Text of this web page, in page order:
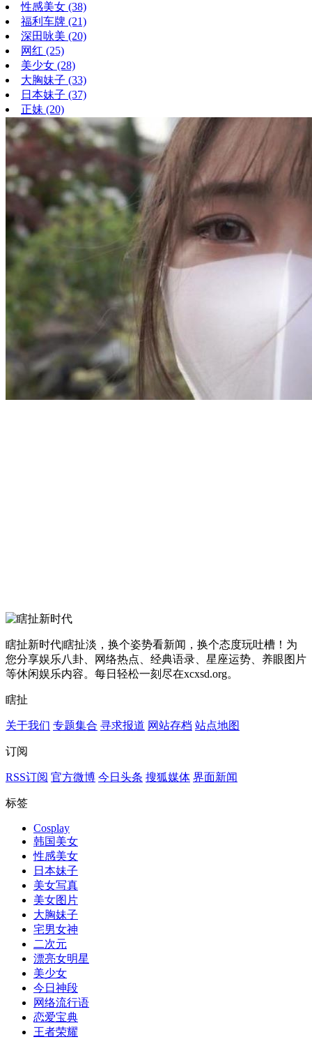
性感美女 (38)
福利车牌 (21)
深田咏美 (20)
网红 (25)
美少女 (28)
大胸妹子 (33)
日本妹子 (37)
正妹 (20)
瞎扯新时代|瞎扯淡，换个姿势看新闻，换个态度玩吐槽！为
您分享娱乐八卦、网络热点、经典语录、星座运势、养眼图片
等休闲娱乐内容。每日轻松一刻尽在xcxsd.org。
瞎扯
关于我们 专题集合 寻求报道 网站存档 站点地图
订阅
RSS订阅 官方微博 今日头条 搜狐媒体 界面新闻
标签
Cosplay
韩国美女
性感美女
日本妹子
美女写真
美女图片
大胸妹子
宅男女神
二次元
漂亮女明星
美少女
今日神段
网络流行语
恋爱宝典
王者荣耀